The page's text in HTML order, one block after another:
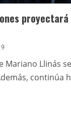
Mariano Llinás
continúa